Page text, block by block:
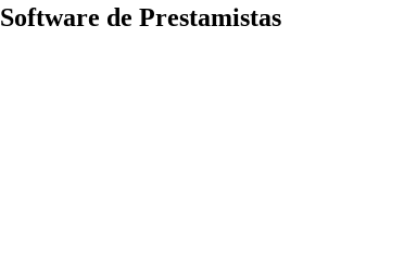
Software de Prestamistas